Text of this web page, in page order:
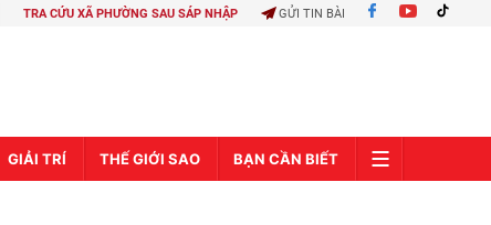
TRA CỨU XÃ PHƯỜNG SAU SÁP NHẬP GỬI TIN BÀI
GIẢI TRÍ THẾ GIỚI SAO BẠN CẦN BIẾT